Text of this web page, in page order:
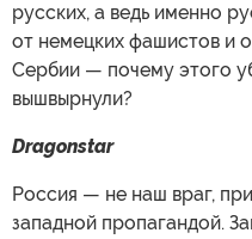
русских, а ведь именно
от немецких фашистов и
Сербии — почему этого
вышвырнули?
Dragonstar
Россия — не наш враг,
западной пропагандой.